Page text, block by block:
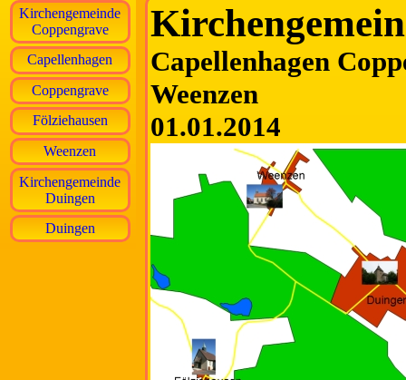
Kirchengemeinde
Coppengrave
Capellenhagen
Coppengrave
Fölziehausen
Weenzen
Kirchengemeinde
Duingen
Duingen
Capellenhagen
Weenzen
01.01.2014